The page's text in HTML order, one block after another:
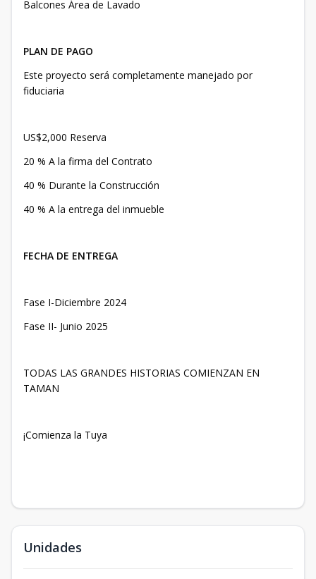
Balcones Área de Lavado
PLAN DE PAGO
Este proyecto será completamente manejado por
fiduciaria
US$2,000 Reserva
20 % A la firma del Contrato
40 % Durante la Construcción
40 % A la entrega del inmueble
FECHA DE ENTREGA
Fase I-Diciembre 2024
Fase II- Junio 2025
TODAS LAS GRANDES HISTORIAS COMIENZAN EN
TAMAN
¡Comienza la Tuya
Unidades